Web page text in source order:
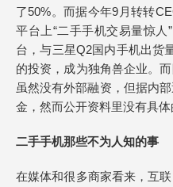
了50%。而据今年9月转转
平台上“二手手机交易量惊
台，与三星Q2国内手机出货
的投资，成为独角兽企业。
虽然没有外部融资，但据内
金，然而公开资料里没有具体
二手手机那些不为人知的事
在媒体和很多商家看来，互